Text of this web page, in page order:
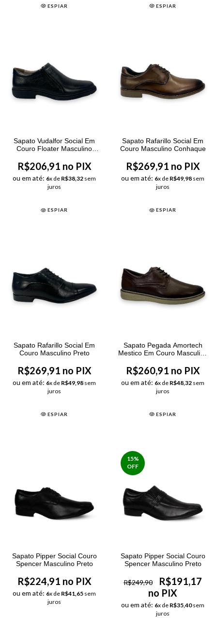
ESPIAR ESPIAR
Sapato Vudalfor Social Em
Couro Floater Masculino
R$206,91 no PIX
ou em até: 6x de R$38,32 sem
juros
ESPIAR
Sapato Rafarillo Social Em
Couro Masculino Conhaque
R$269,91 no PIX
ou em até: 6x de R$49,98 sem
juros
ESPIAR
Sapato Rafarillo Social Em
Couro Masculino Preto
R$269,91 no PIX
ou em até: 6x de R$49,98 sem
juros
ESPIAR
Sapato Pegada Amortech
Mestico Em Couro Masculino
R$260,91 no PIX
ou em até: 6x de R$48,32 sem
juros
ESPIAR
Sapato Pipper Social Couro
Spencer Masculino Preto
R$224,91 no PIX
ou em até: 6x de R$41,65 sem
juros
15%
OFF
Sapato Pipper Social Couro
Spencer Masculino Preto
R$249,90
R$191,17
no PIX
ou em até: 6x de R$35,40sem
juros